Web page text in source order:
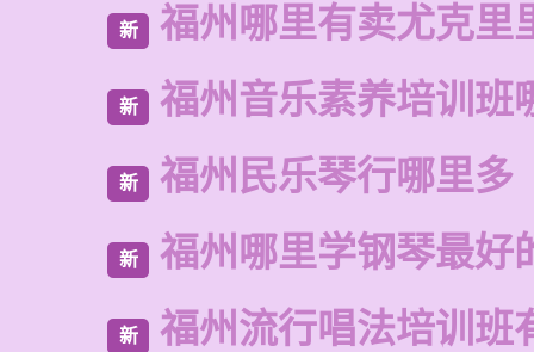
新 福州哪里有卖尤克里
新 福州音乐素养培训班
新 福州民乐琴行哪里多
新 福州哪里学钢琴最好
新 福州流行唱法培训班